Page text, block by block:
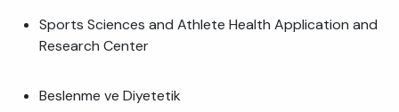
Sports Sciences and Athlete Health Application and
Research Center
Beslenme ve Diyetetik